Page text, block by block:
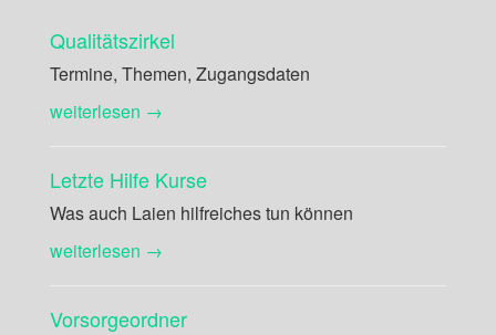
Qualitätszirkel
Termine, Themen, Zugangsdaten
weiterlesen →
Letzte Hilfe Kurse
Was auch Laien hilfreiches tun können
weiterlesen →
Vorsorgeordner